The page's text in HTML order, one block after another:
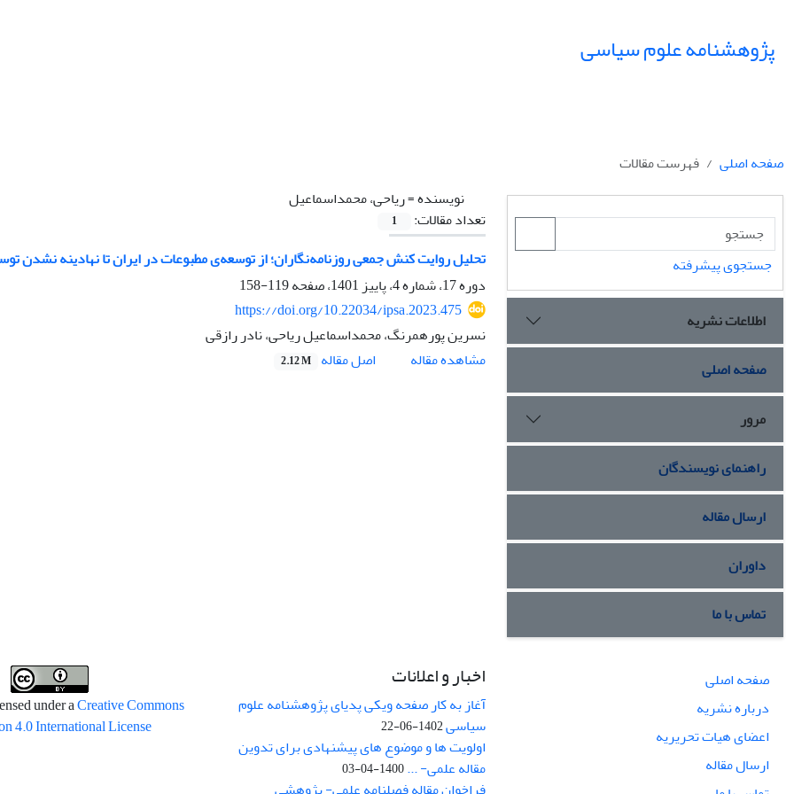
پژوهشنامه علوم سیاسی
صفحه اصلی
فهرست مقالات
نویسنده =ریاحی، محمداسماعیل
تعداد مقالات:
1
تحلیل روایت کنش جمعی روزنامه‌نگاران؛ از توسعه‌ی مطبوعات در ایران تا نهادینه نشدن
دوره 17، شماره 4، پاییز 1401، صفحه
119-158
https://doi.org/10.22034/ipsa.2023.475
نسرین پورهمرنگ، محمداسماعیل ریاحی، نادر رازقی
مشاهده مقاله
اصل مقاله 2.12 M
جستجوی پیشرفته
اطلاعات نشریه
صفحه اصلی
مرور
راهنمای نویسندگان
ارسال مقاله
داوران
تماس با ما
صفحه اصلی
درباره نشریه
اعضای هیات تحریریه
ارسال مقاله
اخبار و اعلانات
آغاز به کار صفحه ویکی پدیای پژوهشنامه علوم
سیاسی1402-06-22
اولویت ها و موضوع های پیشنهادی برای تدوین
مقاله علمی- ...1400-04-03
under aCreative Commons
4.0 International License